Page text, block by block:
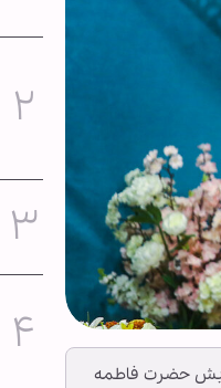
الْوَسِیلَةَ» (مائده، ۳۵) و با اشاره به فرمایش حضرت فاطمه